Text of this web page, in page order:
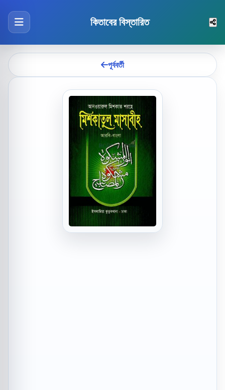
কিতাবের বিস্তারিত
পূর্ববর্তী